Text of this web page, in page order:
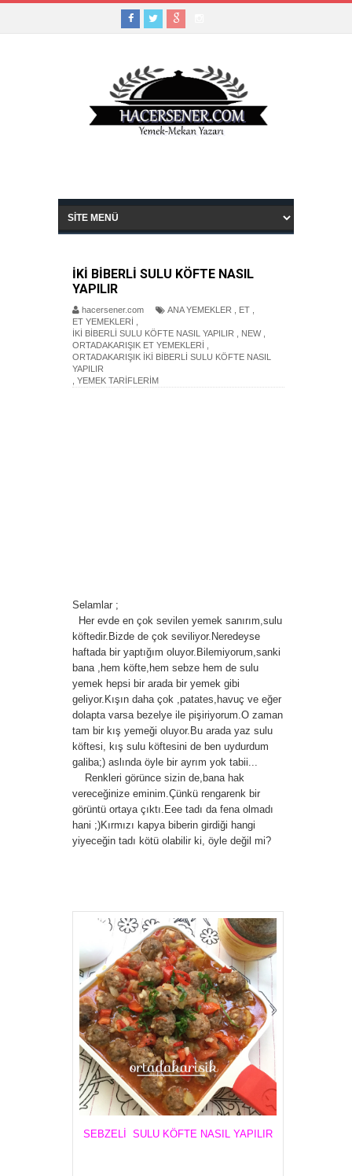
İKİ BİBERLİ SULU KÖFTE NASIL
YAPILIR
hacersener.com ANA YEMEKLER ET
ET YEMEKLERİ
İKİ BİBERLİ SULU KÖFTE NASIL YAPILIR
NEW,
ORTADAKARIŞIK ET YEMEKLERİ
ORTADAKARIŞIK İKİ BİBERLİ SULU KÖFTE NASIL
YAPILIR
YEMEK TARİFLERİM
Selamlar ;
Her evde en çok sevilen yemek sanırım,sulu
köftedir.Bizde de çok seviliyor.Neredeyse
haftada bir yaptığım oluyor.Bilemiyorum,sanki
bana ,hem köfte,hem sebze hem de sulu
yemek hepsi bir arada bir yemek gibi
geliyor.Kışın daha çok ,patates,havuç ve eğer
dolapta varsa bezelye ile pişiriyorum.O zaman
tam bir kış yemeği oluyor.Bu arada yaz sulu
köftesi, kış sulu köftesini de ben uydurdum
galiba;) aslında öyle bir ayrım yok tabii...
Renkleri görünce sizin de,bana hak
vereceğinize eminim.Çünkü rengarenk bir
görüntü ortaya çıktı.Eee tadı da fena olmadı
hani ;)Kırmızı kapya biberin girdiği hangi
yiyeceğin tadı kötü olabilir ki, öyle değil mi?
SEBZELİ SULU KÖFTE NASIL YAPILIR